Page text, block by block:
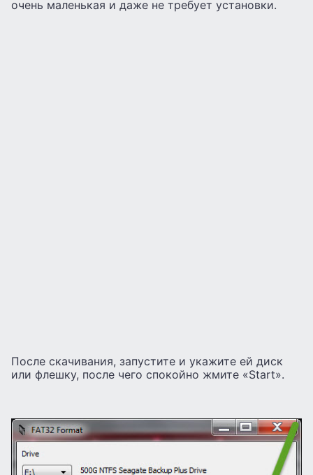
очень маленькая и даже не требует установки.
После скачивания, запустите и укажите ей диск
или флешку, после чего спокойно жмите «Start».